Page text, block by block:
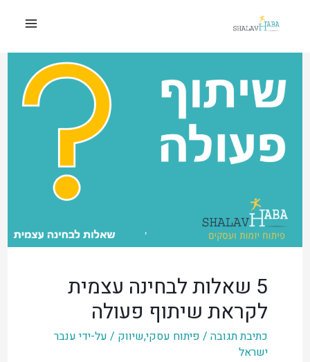
5 שאלות לבחינה עצמית
לקראת שיתוף פעולה
כתיבת תגובה / פיתוח עסקי,שיווק / על-ידי ענבר
ישראל